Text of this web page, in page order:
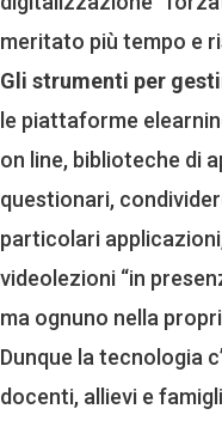
meritato più tempo e
Gli strumenti per
le piattaforme
on line, biblioteche di
questionari,
particolari
videolezioni “in
ma ognuno nella
Dunque la tecnologia
docenti, allievi e